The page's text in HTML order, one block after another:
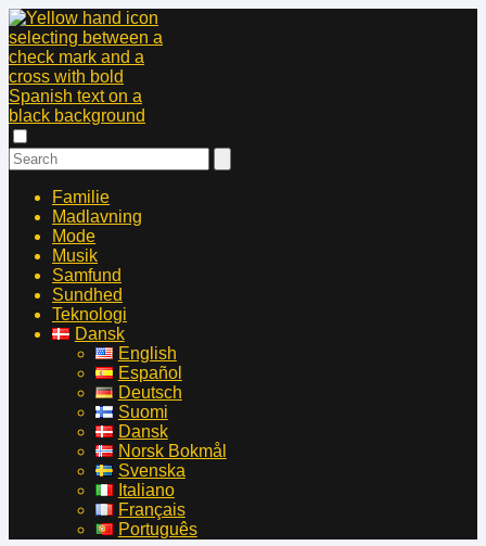
Familie
Madlavning
Mode
Musik
Samfund
Sundhed
Teknologi
Dansk
English
Español
Deutsch
Suomi
Dansk
Norsk Bokmål
Svenska
Italiano
Français
Português